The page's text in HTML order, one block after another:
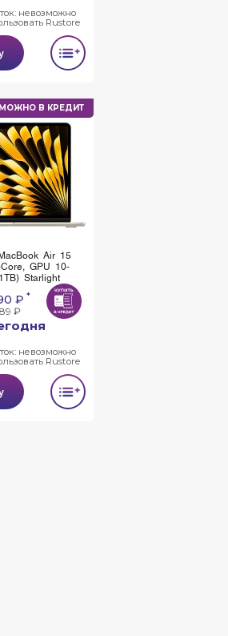
невозможно
Rustore
МОЖНО В КРЕДИТ
Air 15
GPU 10-
Starlight
₽ *
₽
невозможно
Rustore